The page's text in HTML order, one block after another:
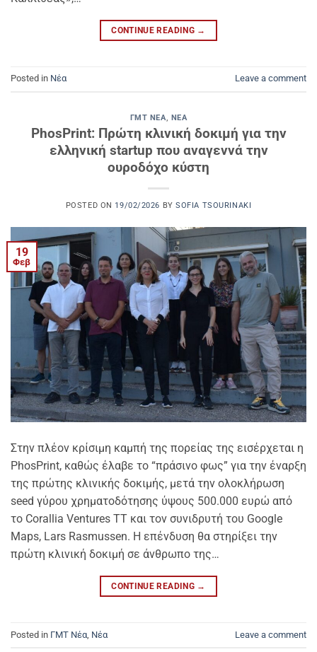
CONTINUE READING →
Posted in Νέα Leave a comment
ΓΜΤ ΝΈΑ, ΝΈΑ
PhosPrint: Πρώτη κλινική δοκιμή για την
ελληνική startup που αναγεννά την
ουροδόχο κύστη
POSTED ON 19/02/2026 BYSOFIA TSOURINAKI
19
Φεβ
Στην πλέον κρίσιμη καμπή της πορείας της εισέρχεται η
PhosPrint, καθώς έλαβε το “πράσινο φως” για την έναρξη
της πρώτης κλινικής δοκιμής, μετά την ολοκλήρωση
seed γύρου χρηματοδότησης ύψους 500.000 ευρώ από
το Corallia Ventures TT και τον συνιδρυτή του Google
Maps, Lars Rasmussen. Η επένδυση θα στηρίξει την
πρώτη κλινική δοκιμή σε άνθρωπο της…
CONTINUE READING →
Posted in ΓΜΤ Νέα Νέα Leave a comment